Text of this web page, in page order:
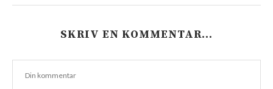
SKRIV EN KOMMENTAR…